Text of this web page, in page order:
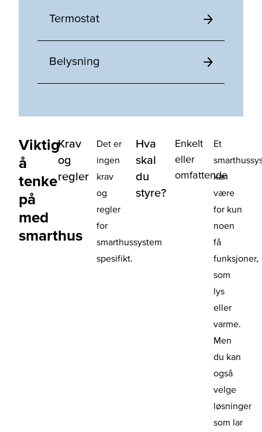
Termostat
Belysning
Viktig
å
tenke
på
med
smarthus
Krav
og
regler
Det er
ingen
krav
og
regler
for
smarthussystem
spesifikt.
Hva
skal
du
styre?
Enkelt
eller
omfattende
Et
kan
være
for kun
noen
få
funksjoner,
som
lys
eller
varme.
Men
du kan
også
velge
løsninger
som lar